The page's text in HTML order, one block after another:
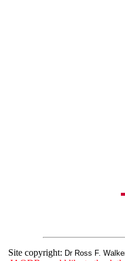
Site copyright: Dr Ross F.